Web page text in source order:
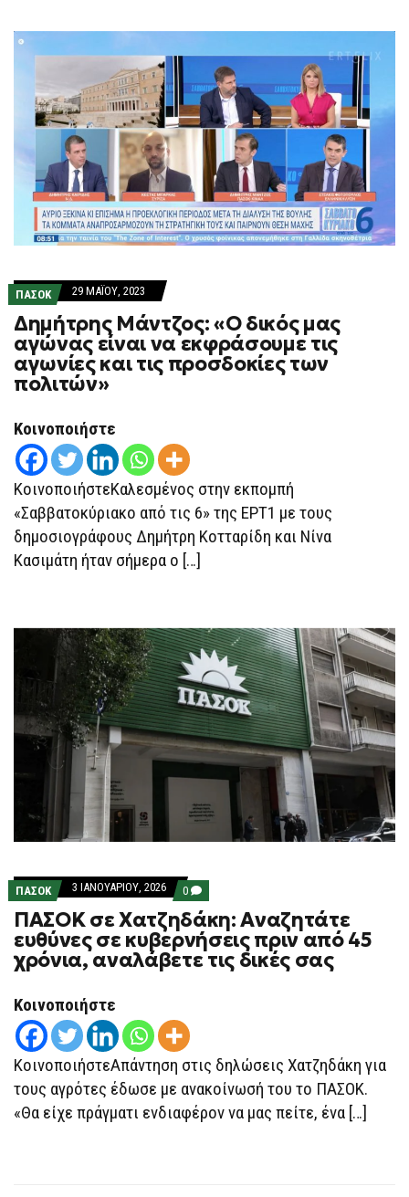
ΠΑΣΟΚ 29 ΜΑΪ́ΟΥ, 2023
Δημήτρης Μάντζος: «Ο δικός μας
αγώνας είναι να εκφράσουμε τις
αγωνίες και τις προσδοκίες των
πολιτών»
Κοινοποιήστε
ΚοινοποιήστεΚαλεσμένος στην εκπομπή
«Σαββατοκύριακο από τις 6» της ΕΡΤ1 με τους
δημοσιογράφους Δημήτρη Κοτταρίδη και Νίνα
Κασιμάτη ήταν σήμερα ο […]
ΠΑΣΟΚ 3 ΙΑΝΟΥΑΡΊΟΥ, 2026 0 COMMENTS
ON
ΠΑΣΟΚ
ΣΕ
ΧΑΤΖΗΔΆΚΗ:
ΑΝΑΖΗΤΆΤΕ
ΕΥΘΎΝΕΣ
ΑΝΑΛΆΒΕΤΕ
ΔΙΚΈΣ
ΣΑΣ
ΠΑΣΟΚ σε Χατζηδάκη: Αναζητάτε
ευθύνες σε κυβερνήσεις πριν από 45
χρόνια, αναλάβετε τις δικές σας
Κοινοποιήστε
ΚοινοποιήστεΑπάντηση στις δηλώσεις Χατζηδάκη για
τους αγρότες έδωσε με ανακοίνωσή του το ΠΑΣΟΚ.
«Θα είχε πράγματι ενδιαφέρον να μας πείτε, ένα […]